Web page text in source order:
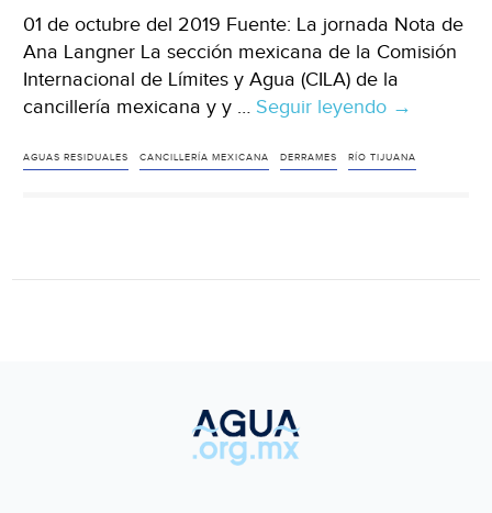
01 de octubre del 2019 Fuente: La jornada Nota de
Ana Langner La sección mexicana de la Comisión
Internacional de Límites y Agua (CILA) de la
cancillería mexicana y y … Seguir leyendo México:
convenio
→
AGUAS RESIDUALES CANCILLERÍA MEXICANA DERRAMES RÍO TIJUANA